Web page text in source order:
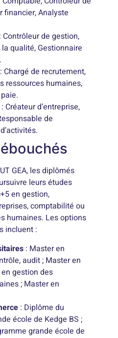
financier, Analyste
: Contrôleur de gestion,
qualité, Gestionnaire
: Chargé de recrutement,
ressources humaines,
: Créateur d’entreprise,
de
GEA, les diplômés
leurs études
en gestion,
comptabilité ou
humaines. Les options
incluent :
: Master en
audit ; Master en
gestion des
; Master en
: Diplôme du
école de Kedge BS ;
grande école de